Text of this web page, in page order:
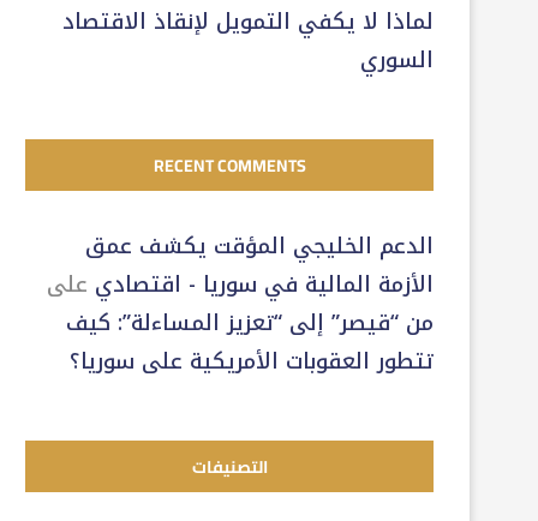
لماذا لا يكفي التمويل لإنقاذ الاقتصاد
السوري
RECENT COMMENTS
الدعم الخليجي المؤقت يكشف عمق
الأزمة المالية في سوريا - اقتصادي على
من “قيصر” إلى “تعزيز المساءلة”: كيف
تتطور العقوبات الأمريكية على سوريا؟
التصنيفات